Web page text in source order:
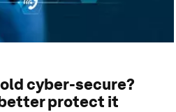
cyber-secure?
better protect it